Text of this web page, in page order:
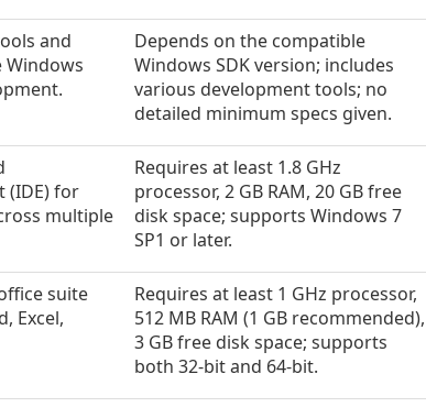
and
Depends on the compatible
Windows SDK version; includes
various development tools; no
detailed minimum specs given.
(IDE) for
multiple
Requires at least 1.8 GHz
processor, 2 GB RAM, 20 GB free
disk space; supports Windows 7
SP1 or later.
suite
Excel,
Requires at least 1 GHz processor,
512 MB RAM (1 GB recommended),
3 GB free disk space; supports
both 32-bit and 64-bit.